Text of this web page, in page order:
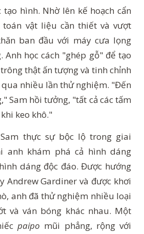
hình. Nhờ lên kế hoạch cẩn
vật liệu cần thiết và vượt
ban đầu với máy cưa lọng
Anh học cách "ghép gỗ" để tạo
thật ấn tượng và tinh chỉnh
nhiều lần thử nghiệm. "Đến
Sam hồi tưởng, "tất cả các tấm
keo khô."
thực sự bộc lộ trong giai
anh khám phá cả hình dáng
dáng độc đáo. Được hướng
Andrew Gardiner và được khơi
anh đã thử nghiệm nhiều loại
và ván bóng khác nhau. Một
paipo mũi phẳng, rộng với